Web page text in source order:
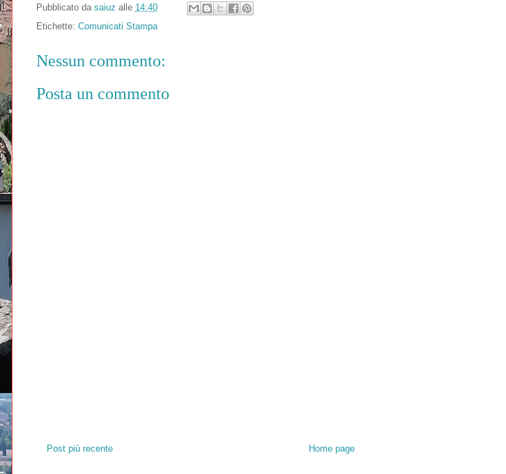
Pubblicato da saiuz alle 14:40
Etichette: Comunicati Stampa
Nessun commento:
Posta un commento
Post più recente Home page